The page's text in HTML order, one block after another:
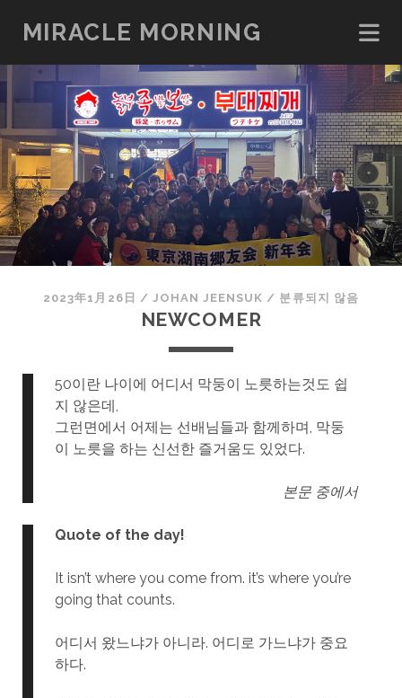
MIRACLE MORNING
2023年1月26日 / JOHAN JEENSUK / 분류되지 않음
NEWCOMER
50이란 나이에 어디서 막둥이 노릇하는것도 쉽
지 않은데,
그런면에서 어제는 선배님들과 함께하며, 막둥
이 노릇을 하는 신선한 즐거움도 있었다.
본문 중에서
Quote of the day!
It isn’t where you come from. it’s where you’re
going that counts.
어디서 왔느냐가 아니라. 어디로 가느냐가 중요
하다.